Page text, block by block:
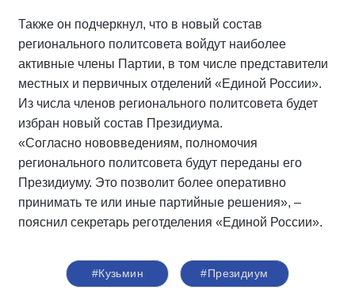
Также он подчеркнул, что в новый состав
регионального политсовета войдут наиболее
активные члены Партии, в том числе представители
местных и первичных отделений «Единой России».
Из числа членов регионального политсовета будет
избран новый состав Президиума.
«Согласно нововведениям, полномочия
регионального политсовета будут переданы его
Президиуму. Это позволит более оперативно
принимать те или иные партийные решения», –
пояснил секретарь реготделения «Единой России».
#Кузьмин #Президиум